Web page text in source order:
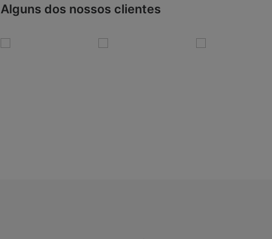
Alguns dos nossos clientes